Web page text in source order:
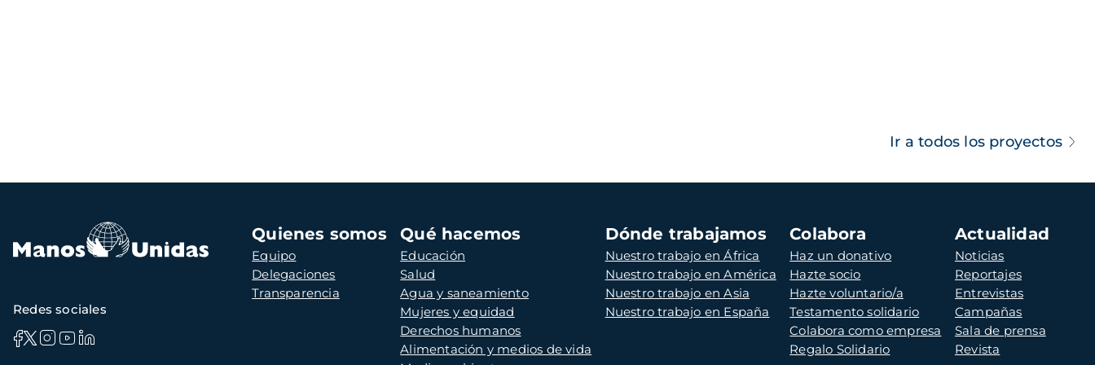
Ir a todos los proyectos
Navegación
principal
Quienes somos
Equipo
Delegaciones
Transparencia
Qué hacemos
Educación
Salud
Agua y saneamiento
Mujeres y equidad
Derechos humanos
Alimentación y medios de vida
Dónde trabajamos
Nuestro trabajo en África
Nuestro trabajo en América
Nuestro trabajo en Asia
Nuestro trabajo en España
Colabora
Haz un donativo
Hazte socio
Hazte voluntario/a
Testamento solidario
Colabora como empresa
Regalo Solidario
Actualidad
Noticias
Reportajes
Entrevistas
Campañas
Sala de prensa
Revista
Redes sociales